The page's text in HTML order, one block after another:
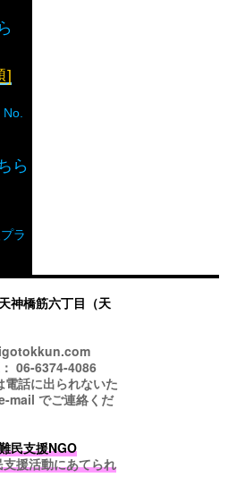
]
No.
ら
ラ
神橋筋六丁目（天
06-6374-4086
話に出られないた
mail でご連絡くだ
民支援NGO
援活動にあてられ